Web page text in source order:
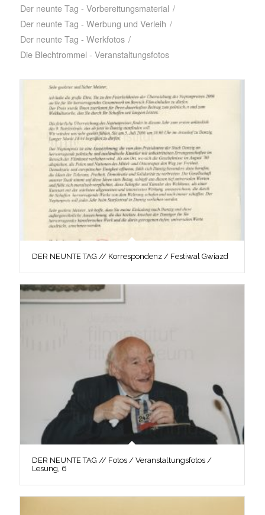
Der neunte Tag - Vorbereitungsmaterial /
Der neunte Tag - Werbung und Verleih /
Der neunte Tag - Werkfotos /
Die Blechtrommel - Veranstaltungsfotos
DER NEUNTE TAG // Korrespondenz / Festiwal Gwiazd
DER NEUNTE TAG // Fotos / Veranstaltungsfotos /
Lesung, 6